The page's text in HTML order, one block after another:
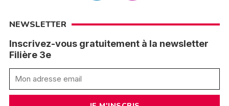
NEWSLETTER
Inscrivez-vous gratuitement à la newsletter
Filière 3e